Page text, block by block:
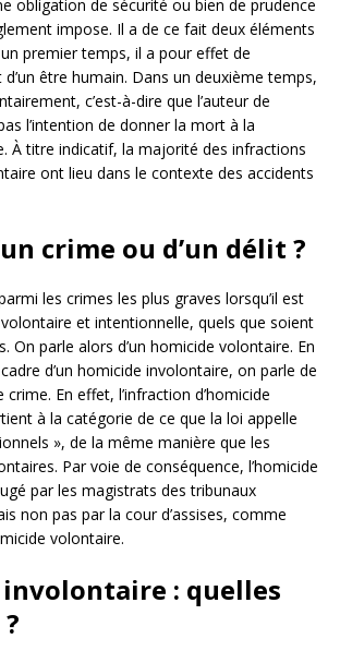
obligation de sécurité ou bien de prudence
impose. Il a de ce fait deux éléments
premier temps, il a pour effet de
être humain. Dans un deuxième temps,
c’est-à-dire que l’auteur de
l’intention de donner la mort à la
À titre indicatif, la majorité des infractions
ont lieu dans le contexte des accidents
crime ou d’un délit ?
les crimes les plus graves lorsqu’il est
et intentionnelle, quels que soient
On parle alors d’un homicide volontaire. En
d’un homicide involontaire, on parle de
En effet, l’infraction d’homicide
à la catégorie de ce que la loi appelle
», de la même manière que les
Par voie de conséquence, l’homicide
par les magistrats des tribunaux
non pas par la cour d’assises, comme
volontaire.
: quelles